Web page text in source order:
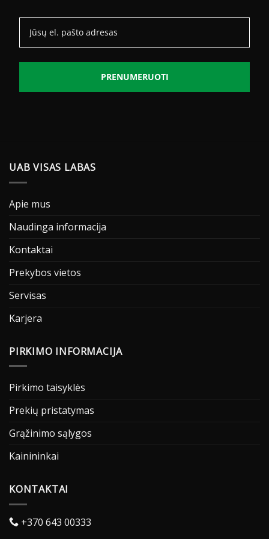
PRENUMERUOTI
UAB VISAS LABAS
Apie mus
Naudinga informacija
Kontaktai
Prekybos vietos
Servisas
Karjera
PIRKIMO INFORMACIJA
Pirkimo taisyklės
Prekių pristatymas
Grąžinimo sąlygos
Kainininkai
KONTAKTAI
+370 643 00333